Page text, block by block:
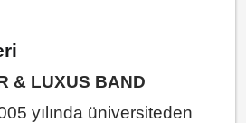
& LUXUS BAND
yılında üniversiteden